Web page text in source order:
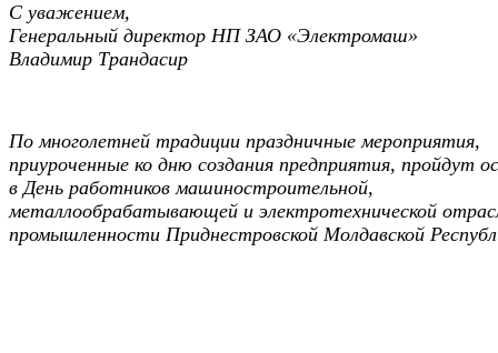
С уважением,
Генеральный директор НП ЗАО «Электромаш»
Владимир Трандасир
По многолетней традиции праздничные мероприятия,
приуроченные ко дню создания предприятия, пройдут
в День работников машиностроительной,
металлообрабатывающей и электротехнической
промышленности Приднестровской Молдавской